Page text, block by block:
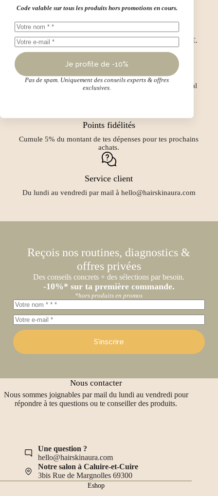
Code valable sur tous les produits hors promotions en cours.
Je profite de -10%
Pas de spam. Uniquement des conseils experts & offres
exclusives.
Par Carte bancaire ou en 2x, 3x ou 4x avec Alma dès 50€.
Dès 69€ en France Métropolitaine avec Relais ou Mondial
Points fidélités
Cumule 5% du montant de tes dépenses pour tes prochains
achats.
Service client
Du lundi au vendredi par mail à hello@hairskinaura.com
Reçois nos routines, diagnostics &
offres privées
Des conseils concrets + des sélections par besoin.
-10%* sur ta première commande.
*hors produits en promos
S’inscrire
Nous contacter
Nous sommes joignables par mail du lundi au vendredi pour
répondre à tes questions ou te conseiller des produits.
Une question ?
hello@hairskinaura.com
Notre salon à Caluire-et-Cuire
3bis Rue de Margnolles 69300
Eshop